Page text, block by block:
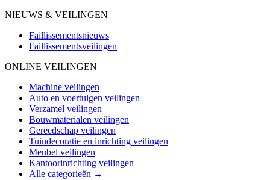
NIEUWS & VEILINGEN
Faillissementsnieuws
Faillissementsveilingen
ONLINE VEILINGEN
Machine veilingen
Auto en voertuigen veilingen
Verzamel veilingen
Bouwmaterialen veilingen
Gereedschap veilingen
Tuindecoratie en inrichting veilingen
Meubel veilingen
Kantoorinrichting veilingen
Alle categorieën →